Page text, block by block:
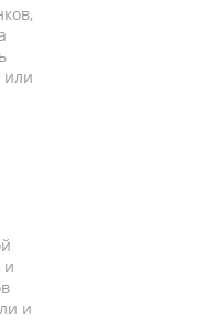
или
и
и